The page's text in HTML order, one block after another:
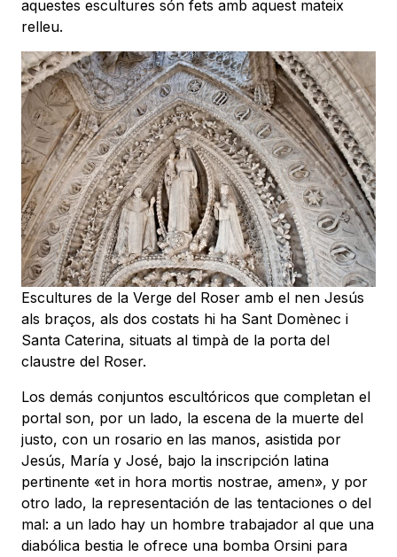
aquestes escultures són fets amb aquest mateix
relleu.
Escultures de la Verge del Roser amb el nen Jesús
als braços, als dos costats hi ha Sant Domènec i
Santa Caterina, situats al timpà de la porta del
claustre del Roser.
Los demás conjuntos escultóricos que completan el
portal son, por un lado, la escena de la muerte del
justo, con un rosario en las manos, asistida por
Jesús, María y José, bajo la inscripción latina
pertinente «et in hora mortis nostrae, amen», y por
otro lado, la representación de las tentaciones o del
mal: a un lado hay un hombre trabajador al que una
diabólica bestia le ofrece una bomba Orsini para